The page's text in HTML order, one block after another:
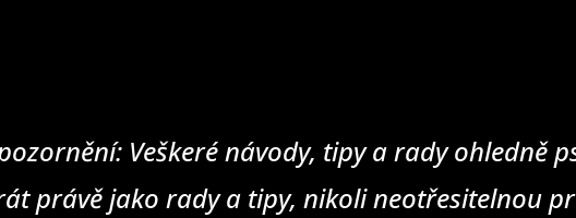
Veškeré návody, tipy a rady ohledně
právě jako rady a tipy, nikoli neotřesitelnou